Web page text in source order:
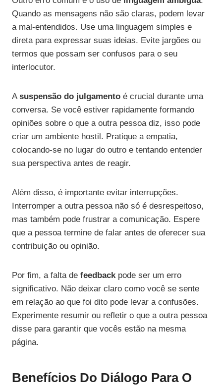
Quando as mensagens não são claras, podem levar
a mal-entendidos. Use uma linguagem simples e
direta para expressar suas ideias. Evite jargões ou
termos que possam ser confusos para o seu
interlocutor.
Asuspensão do julgamento é crucial durante uma
conversa. Se você estiver rapidamente formando
opiniões sobre o que a outra pessoa diz, isso pode
criar um ambiente hostil. Pratique a empatia,
colocando-se no lugar do outro e tentando entender
sua perspectiva antes de reagir.
Além disso, é importante evitar interrupções.
Interromper a outra pessoa não só é desrespeitoso,
mas também pode frustrar a comunicação. Espere
que a pessoa termine de falar antes de oferecer sua
contribuição ou opinião.
Por fim, a falta de feedbackpode ser um erro
significativo. Não deixar claro como você se sente
em relação ao que foi dito pode levar a confusões.
Experimente resumir ou refletir o que a outra pessoa
disse para garantir que vocês estão na mesma
página.
Benefícios Do Diálogo Para O